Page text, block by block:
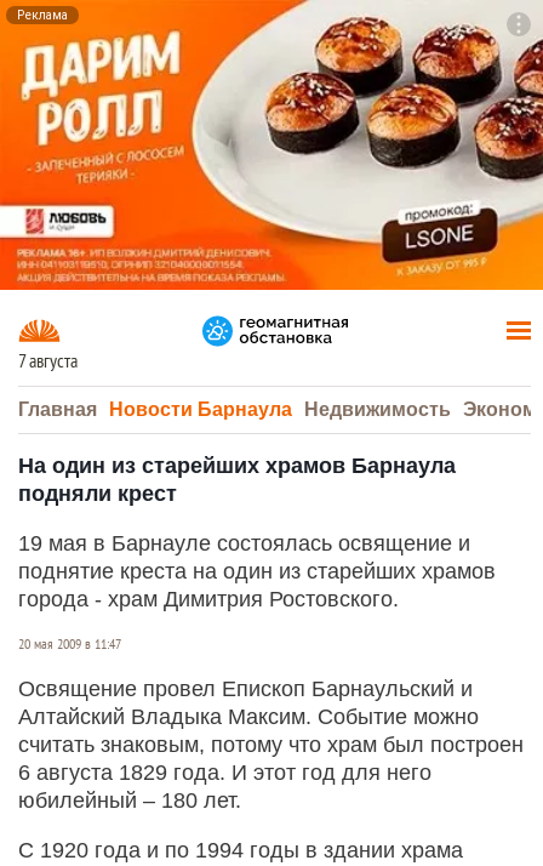
Реклама
7 августа
Главная Новости Барнаула Недвижимость
На один из старейших храмов Барнаула
подняли крест
19 мая в Барнауле состоялась освящение и
поднятие креста на один из старейших храмов
города - храм Димитрия Ростовского.
20 мая 2009 в 11:47
Освящение провел Епископ Барнаульский и
Алтайский Владыка Максим. Событие можно
считать знаковым, потому что храм был построен
6 августа 1829 года. И этот год для него
юбилейный – 180 лет.
С 1920 года и по 1994 годы в здании храма